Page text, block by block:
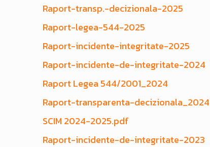
Raport-transp.-decizionala-2025
Raport-legea-544-2025
Raport-incidente-integritate-2025
Raport-incidente-de-integritate-2024
Raport Legea 544/2001_2024
Raport-transparenta-decizionala_2024
SCIM 2024-2025.pdf
Raport-incidente-de-integritate-2023